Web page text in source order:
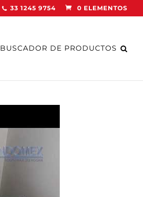
33 1245 9754 0 ELEMENTOS
BUSCADOR DE PRODUCTOS